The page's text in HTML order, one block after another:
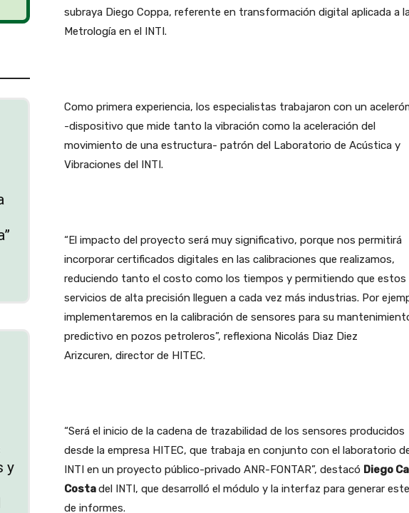
y
subraya Diego Coppa, referente en transformación digital aplicada a
Metrología en el INTI.
Como primera experiencia, los especialistas trabajaron con un
-dispositivo que mide tanto la vibración como la aceleración del
movimiento de una estructura- patrón del Laboratorio de Acústica y
Vibraciones del INTI.
“El impacto del proyecto será muy significativo, porque nos permitirá
incorporar certificados digitales en las calibraciones que realizamos,
reduciendo tanto el costo como los tiempos y permitiendo que estos
servicios de alta precisión lleguen a cada vez más industrias. Por
implementaremos en la calibración de sensores para su
predictivo en pozos petroleros”, reflexiona Nicolás Diaz Diez
Arizcuren, director de HITEC.
“Será el inicio de la cadena de trazabilidad de los sensores producidos
desde la empresa HITEC, que trabaja en conjunto con el laboratorio
INTI en un proyecto público-privado ANR-FONTAR”, destacó Diego
Costadel INTI, que desarrolló el módulo y la interfaz para generar
de informes.